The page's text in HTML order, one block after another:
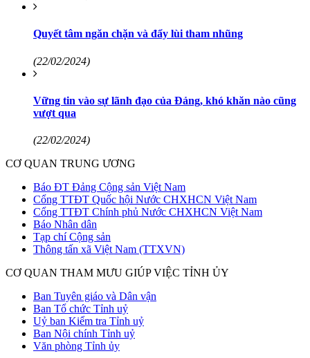
Quyết tâm ngăn chặn và đẩy lùi tham nhũng
(22/02/2024)
Vững tin vào sự lãnh đạo của Đảng, khó khăn nào cũng
vượt qua
(22/02/2024)
CƠ QUAN TRUNG ƯƠNG
Báo ĐT Đảng Cộng sản Việt Nam
Cổng TTĐT Quốc hội Nước CHXHCN Việt Nam
Cổng TTĐT Chính phủ Nước CHXHCN Việt Nam
Báo Nhân dân
Tạp chí Cộng sản
Thông tấn xã Việt Nam (TTXVN)
CƠ QUAN THAM MƯU GIÚP VIỆC TỈNH ỦY
Ban Tuyên giáo và Dân vận
Ban Tổ chức Tỉnh uỷ
Uỷ ban Kiểm tra Tỉnh uỷ
Ban Nội chính Tỉnh uỷ
Văn phòng Tỉnh ủy